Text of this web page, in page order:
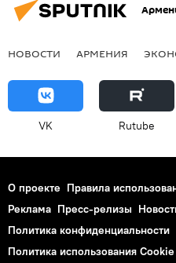
НОВОСТИ АРМЕНИЯ
VK Rutube
О проекте Правила
Реклама Пресс-релизы
Политика конфиденциальности
Политика использования Cookie